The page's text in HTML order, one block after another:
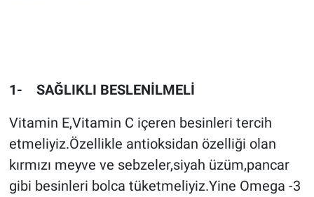
1- SAĞLIKLI BESLENİLMELİ
Vitamin E,Vitamin C içeren besinleri tercih
etmeliyiz.Özellikle antioksidan özelliği olan
kırmızı meyve ve sebzeler,siyah üzüm,pancar
gibi besinleri bolca tüketmeliyiz.Yine Omega -3